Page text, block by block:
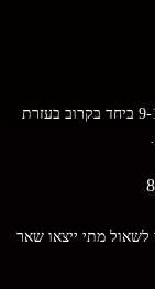
אנחנו עובדים על זה נעלה את פרקים 9-10 ביחד בקרוב בעזרת
מתי ייצאו שאר